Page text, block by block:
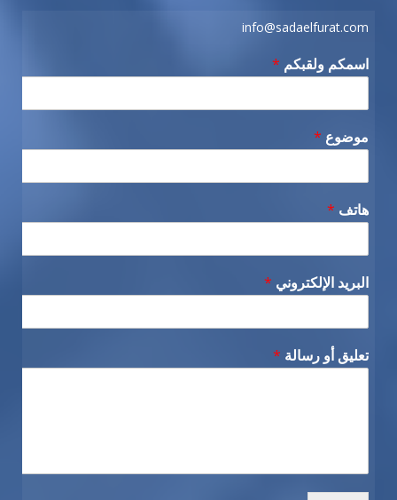
info@sadaelfurat.com
اسمكم ولقبكم *
موضوع *
هاتف *
البريد الإلكتروني *
تعليق أو رسالة *